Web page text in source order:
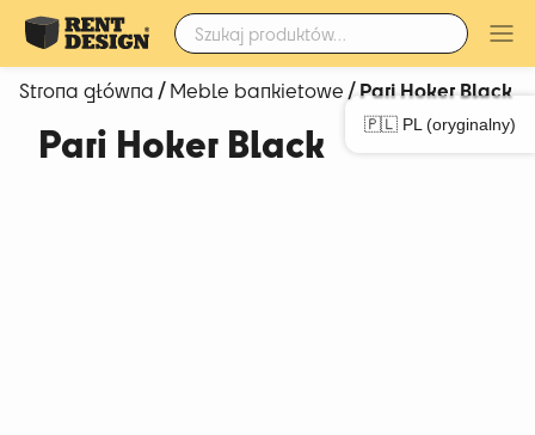
Szukaj:
🇵🇱 PL (oryginalny)
Strona główna/Meble bankietowe/ Pari Hoker Black
Pari Hoker Black